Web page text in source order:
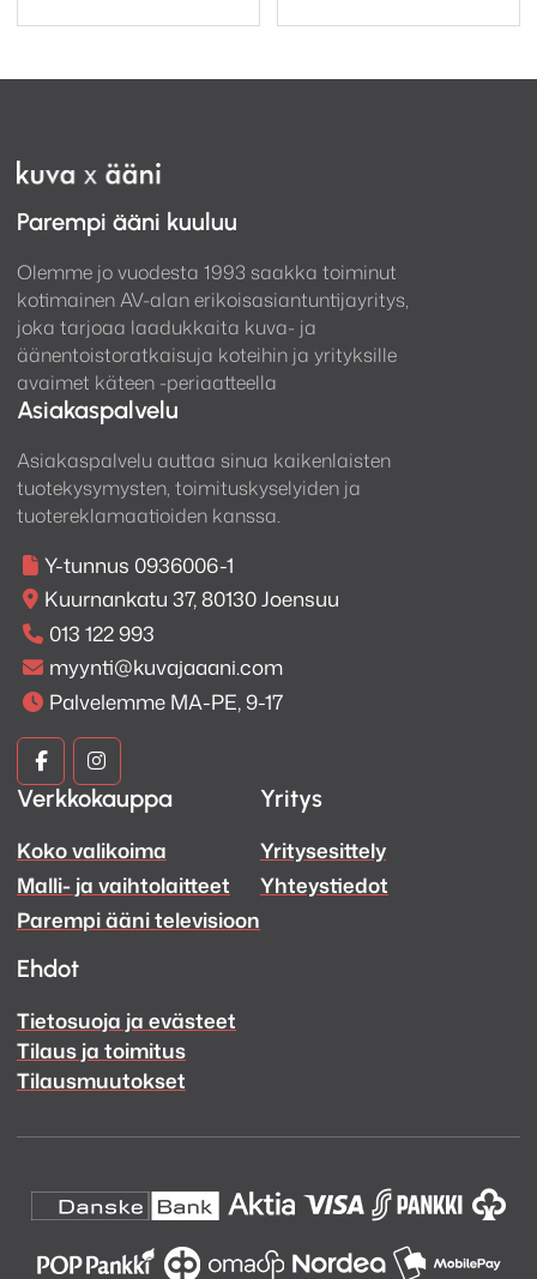
Parempi ääni kuuluu
Olemme jo vuodesta 1993 saakka toiminut
kotimainen AV-alan erikoisasiantuntijayritys,
joka tarjoaa laadukkaita kuva- ja
äänentoistoratkaisuja koteihin ja yrityksille
avaimet käteen -periaatteella
Asiakaspalvelu
Asiakaspalvelu auttaa sinua kaikenlaisten
tuotekysymysten, toimituskyselyiden ja
tuotereklamaatioiden kanssa.
Y-tunnus 0936006-1
Kuurnankatu 37, 80130 Joensuu
013 122 993
myynti@kuvajaaani.com
Palvelemme MA-PE, 9-17
Kuva
ja
Ääni
Facebook
Kuva
ja
Ääni
Instagram
Verkkokauppa
Koko valikoima
Malli- ja vaihtolaitteet
Parempi ääni televisioon
Yritys
Yritysesittely
Yhteystiedot
Ehdot
Tietosuoja ja evästeet
Tilaus ja toimitus
Tilausmuutokset